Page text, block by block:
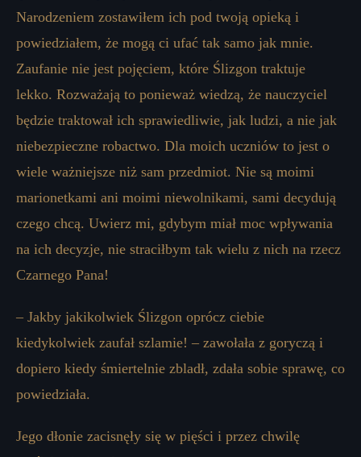
Narodzeniem zostawiłem ich pod twoją opieką i
powiedziałem, że mogą ci ufać tak samo jak mnie.
Zaufanie nie jest pojęciem, które Ślizgon traktuje
lekko. Rozważają to ponieważ wiedzą, że nauczyciel
będzie traktował ich sprawiedliwie, jak ludzi, a nie jak
niebezpieczne robactwo. Dla moich uczniów to jest o
wiele ważniejsze niż sam przedmiot. Nie są moimi
marionetkami ani moimi niewolnikami, sami decydują
czego chcą. Uwierz mi, gdybym miał moc wpływania
na ich decyzje, nie straciłbym tak wielu z nich na rzecz
Czarnego Pana!
– Jakby jakikolwiek Ślizgon oprócz ciebie
kiedykolwiek zaufał szlamie! – zawołała z goryczą i
dopiero kiedy śmiertelnie zbladł, zdała sobie sprawę, co
powiedziała.
Jego dłonie zacisnęły się w pięści i przez chwilę